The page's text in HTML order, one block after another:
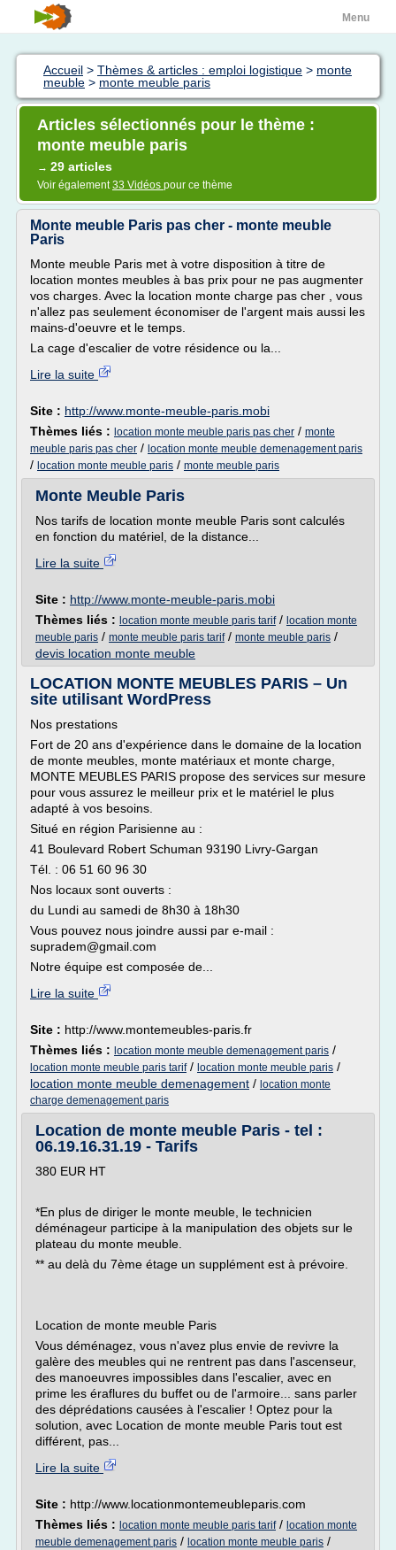
Menu
Accueil > Thèmes & articles : emploi logistique > monte
meuble > monte meuble paris
Articles sélectionnés pour le thème :
monte meuble paris
→ 29 articles
Voir également33 Vidéos pour ce thème
Monte meuble Paris pas cher - monte meuble
Paris
Monte meuble Paris met à votre disposition à titre de
location montes meubles à bas prix pour ne pas augmenter
vos charges. Avec la location monte charge pas cher , vous
n'allez pas seulement économiser de l'argent mais aussi les
mains-d'oeuvre et le temps.
La cage d'escalier de votre résidence ou la...
Lire la suite
Site : http://www.monte-meuble-paris.mobi
Thèmes liés : location monte meuble paris pas cher / monte
meuble paris pas cher / location monte meuble demenagement paris
/ location monte meuble paris / monte meuble paris
Monte Meuble Paris
Nos tarifs de location monte meuble Paris sont calculés
en fonction du matériel, de la distance...
Lire la suite
Site : http://www.monte-meuble-paris.mobi
Thèmes liés : location monte meuble paris tarif/ location monte
meuble paris / monte meuble paris tarif/ monte meuble paris /
devis location monte meuble
LOCATION MONTE MEUBLES PARIS – Un
site utilisant WordPress
Nos prestations
Fort de 20 ans d'expérience dans le domaine de la location
de monte meubles, monte matériaux et monte charge,
MONTE MEUBLES PARIS propose des services sur mesure
pour vous assurez le meilleur prix et le matériel le plus
adapté à vos besoins.
Situé en région Parisienne au :
41 Boulevard Robert Schuman 93190 Livry-Gargan
Tél. : 06 51 60 96 30
Nos locaux sont ouverts :
du Lundi au samedi de 8h30 à 18h30
Vous pouvez nous joindre aussi par e-mail :
supradem@gmail.com
Notre équipe est composée de...
Lire la suite
Site : http://www.montemeubles-paris.fr
Thèmes liés : location monte meuble demenagement paris /
location monte meuble paris tarif/ location monte meuble paris /
location monte meuble demenagement / location monte
charge demenagement paris
Location de monte meuble Paris - tel :
06.19.16.31.19 - Tarifs
380 EUR HT
*En plus de diriger le monte meuble, le technicien
déménageur participe à la manipulation des objets sur le
plateau du monte meuble.
** au delà du 7ème étage un supplément est à prévoire.
Location de monte meuble Paris
Vous déménagez, vous n'avez plus envie de revivre la
galère des meubles qui ne rentrent pas dans l'ascenseur,
des manoeuvres impossibles dans l'escalier, avec en
prime les éraflures du buffet ou de l'armoire... sans parler
des déprédations causées à l'escalier ! Optez pour la
solution, avec Location de monte meuble Paris tout est
différent, pas...
Lire la suite
Site : http://www.locationmontemeubleparis.com
Thèmes liés : location monte meuble paris tarif/ location monte
meuble demenagement paris / location monte meuble paris /